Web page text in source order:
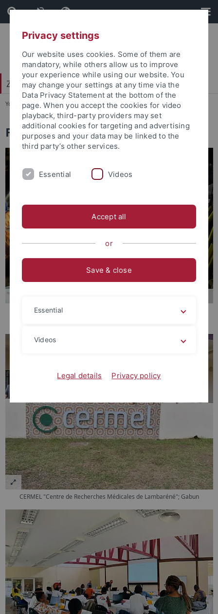
Skip
to
content
Skip
to
footer
Zentrum für frankophone Welten (ZFW)
You are here: Startseite ... Förderung
Förderung
Ausgrabungen in der Neandertaler-Höhle Verpillière II in Germolles,
CERMEL "Centre de Recherches Médicales de Lambaréné"; Gabun
Privacy settings
Our website uses cookies. Some of them are
mandatory, while others allow us to improve
your experience while using our website. You
may change your settings at any time via the
Data Privacy Statement at the bottom of the
page. When you accept the cookies for video
playback, third-party providers may set
additional cookies for targeting and advertising
purposes and your data may be linked to the
third party’s other services.
Essential Videos
Accept all
or
Save & close
Essential
Videos
Legal details Privacy policy